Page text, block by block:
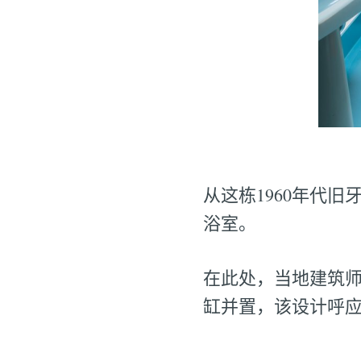
从这栋1960年代旧
浴室。
在此处，当地建筑
缸并置，该设计呼